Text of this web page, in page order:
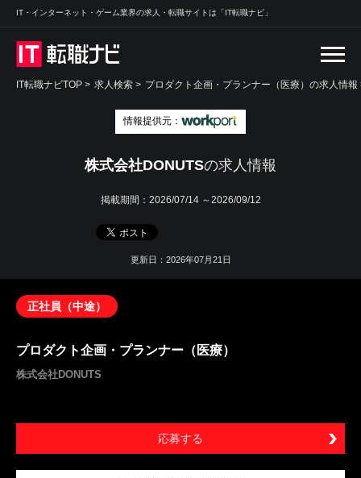
IT・インターネット・ゲーム業界の求人・転職サイトは「IT転職ナビ」
IT転職ナビTOP > 求人検索 > プロダクト企画・プランナー（医療）の求人情報
情報提供元：
株式会社DONUTSの求人情報
掲載期間： 2026/07/14 ～2026/09/12
更新日：2026年07月21日
正社員（中途）
プロダクト企画・プランナー（医療）
株式会社DONUTS
応募する